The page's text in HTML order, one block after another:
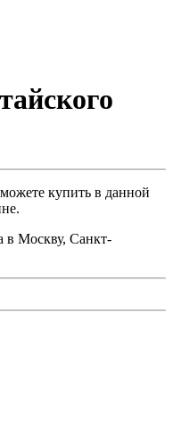
купить в данной
в Москву, Санкт-